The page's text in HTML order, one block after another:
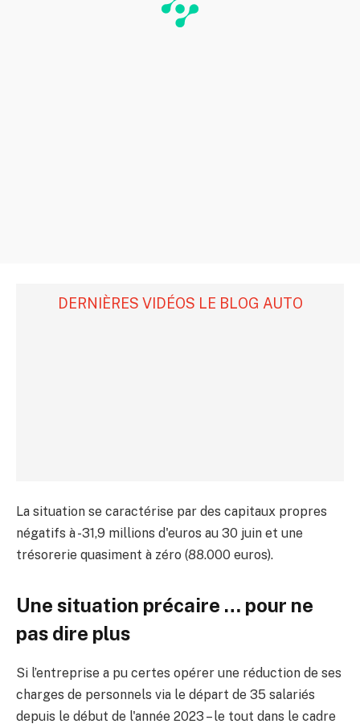
DERNIÈRES VIDÉOS LE BLOG AUTO
La situation se caractérise par des capitaux propres
négatifs à -31,9 millions d'euros au 30 juin et une
trésorerie quasiment à zéro (88.000 euros).
Une situation précaire … pour ne
pas dire plus
Si l’entreprise a pu certes opérer une réduction de ses
charges de personnels via le départ de 35 salariés
depuis le début de l'année 2023 – le tout dans le cadre